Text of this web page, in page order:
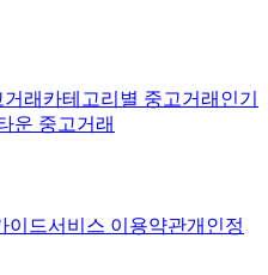
래 카테고리별 중고거래 인기
운 중고거래
이드서비스 이용약관개인정